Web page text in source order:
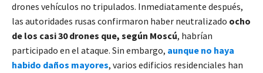
drones vehículos no tripulados. Inmediatamente después,
las autoridades rusas confirmaron haber neutralizado ocho
de los casi 30 drones que, según Moscú, habrían
participado en el ataque. Sin embargo, aunque no haya
habido daños mayores, varios edificios residenciales han